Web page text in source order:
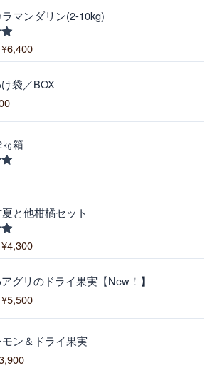
マンダリン(2-10kg)
¥6,400
価
格
:
1
6
4
0
袋／BOX
価
格
帯
:
¥
2
5
1
0
0
箱
と他柑橘セット
¥4,300
価
格
:
3
,
0
グリのドライ果実【New！】
¥5,500
格
帯
:
1
ン＆ドライ果実
在
の